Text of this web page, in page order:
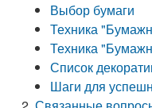
Выбор бумаги
Техника
Техника
Список
Шаги для